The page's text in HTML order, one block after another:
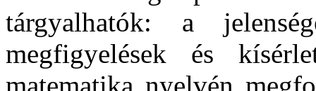
tárgyalhatók: a
megfigyelések és